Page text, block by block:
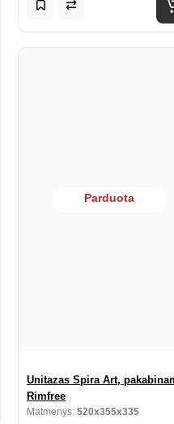
Parduota
Unitazas Spira Art,
Rimfree
Matmenys: 520x355x335